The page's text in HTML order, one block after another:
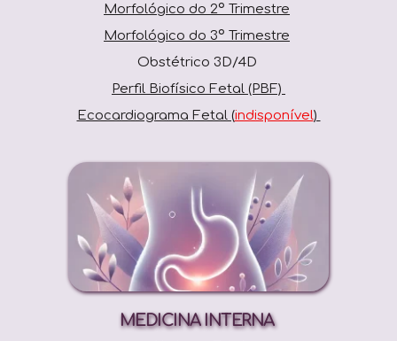
Morfológico do 2º Trimestre
Morfológico do 3º Trimestre
Obstétrico 3D/4D
Perfil Biofísico Fetal (PBF)
Ecocardiograma Fetal (indisponível)
MEDICINA INTERNA